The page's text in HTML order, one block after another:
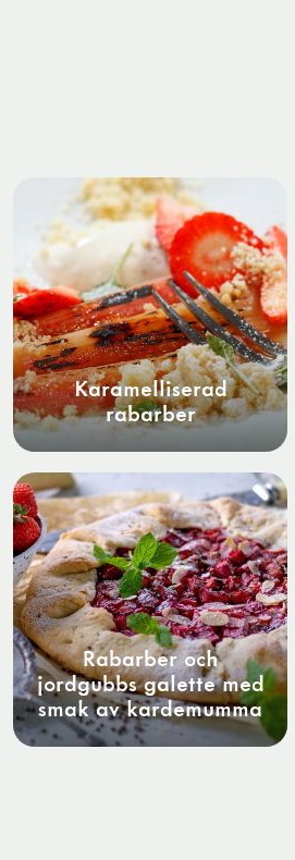
Karamelliserad
rabarber
Rabarber och
jordgubbs galette med
smak av kardemumma